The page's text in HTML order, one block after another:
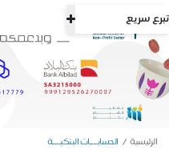
تبرع سريع
الرئيسية الحسابــــات البنكيــــة